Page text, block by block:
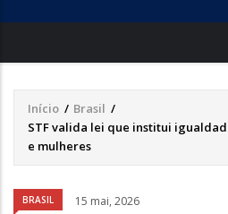
crimes
CAIXA e
entregadores
Trilha
de
Início / Brasil /
STF valida lei que institui
e mulheres
BRASIL 15 mai, 2026
Áudio